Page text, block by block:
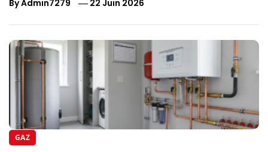
ByAdmin7279 22 Juin 2026
GAZ